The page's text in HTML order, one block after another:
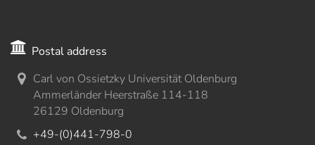
Postal address
Carl von Ossietzky Universität Oldenburg
Ammerländer Heerstraße 114-118
26129 Oldenburg
+49-(0)441-798-0